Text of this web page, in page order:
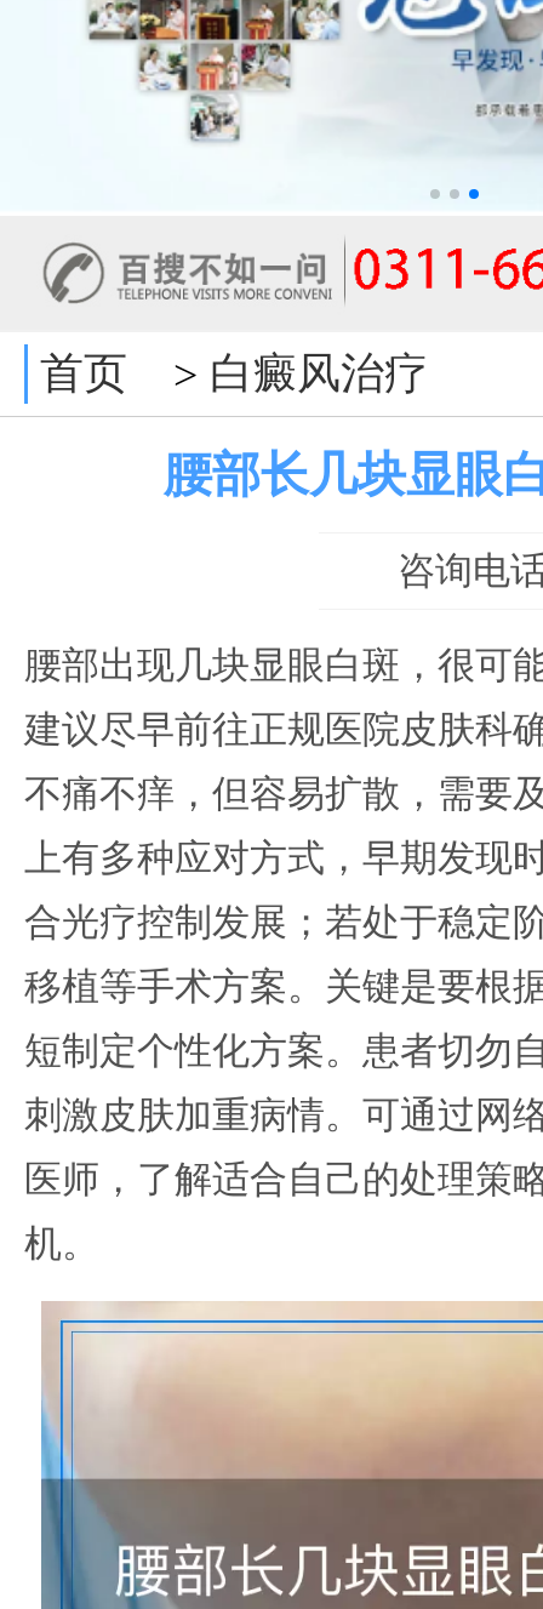
首页 > 白癜风治疗
腰部长几块显眼
咨询电
腰部出现几块显眼白斑，很可
建议尽早前往正规医院皮肤科
不痛不痒，但容易扩散，需要
上有多种应对方式，早期发现
合光疗控制发展；若处于稳定
移植等手术方案。关键是要根
短制定个性化方案。患者切勿
刺激皮肤加重病情。可通过网
医师，了解适合自己的处理策
机。